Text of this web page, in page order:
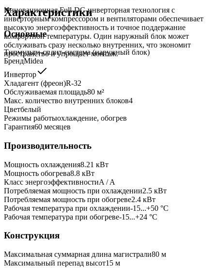
Инновационная Full-DC-инверторная технология с
инверторным компрессором и вентиляторами обеспечивает
высокую энергоэффективность и точное поддержание
комфортной температуры. Один наружный блок может
обслуживать сразу несколько внутренних, что экономит
пространство и упрощает монтаж.
Характеристики
Основные
Типмульти-сплит-система (наружный блок)
БрендMidea
Инвертор
Хладагент (фреон)R-32
Обслуживаемая площадь80 м²
Макс. количество внутренних блоков4
Цветбелый
Режимы работыохлаждение, обогрев
Гарантия60 месяцев
Производительность
Мощность охлаждения8.21 кВт
Мощность обогрева8.8 кВт
Класс энергоэффективностиA / A
Потребляемая мощность при охлаждении2.5 кВт
Потребляемая мощность при обогреве2.4 кВт
Рабочая температура при охлаждении-15...+50 °C
Рабочая температура при обогреве-15...+24 °C
Конструкция
Максимальная суммарная длина магистрали80 м
Максимальный перепад высот15 м